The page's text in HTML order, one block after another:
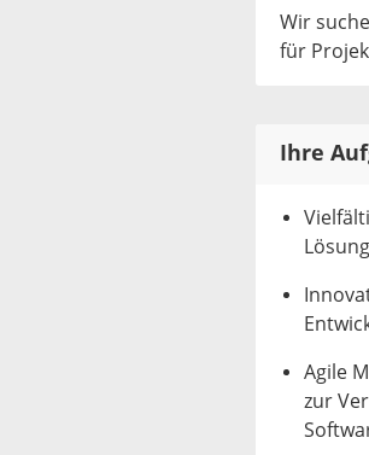
Wir
für
Ihre
Agile
zur